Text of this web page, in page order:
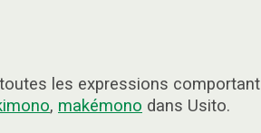
les expressions
, makémono dans Usito.